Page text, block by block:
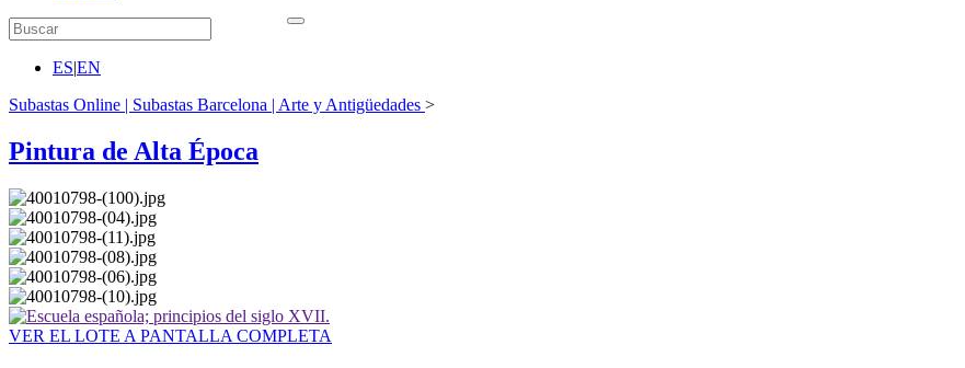
ES|EN
Subastas Online | Subastas Barcelona | Arte y Antigüedades >
Pintura de Alta Época
VER EL LOTE A PANTALLA COMPLETA